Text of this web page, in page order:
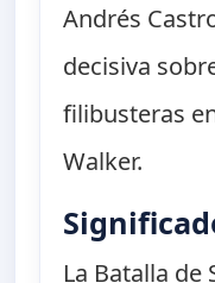
Andrés
decisiva
filibusteras
Walker.
La Batalla de